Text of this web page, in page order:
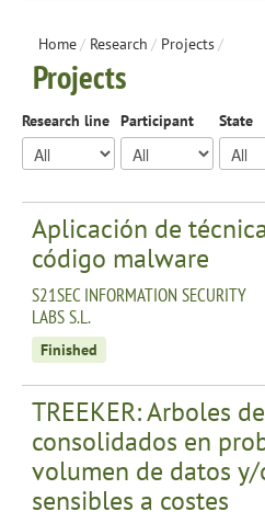
Home/ Research / Projects/
Projects
Research line Participant State
Aplicación de
código malware
S21SEC INFORMATION SECURITY
LABS S.L.
Finished
TREEKER: Arboles
consolidados en
volumen de datos
sensibles a costes